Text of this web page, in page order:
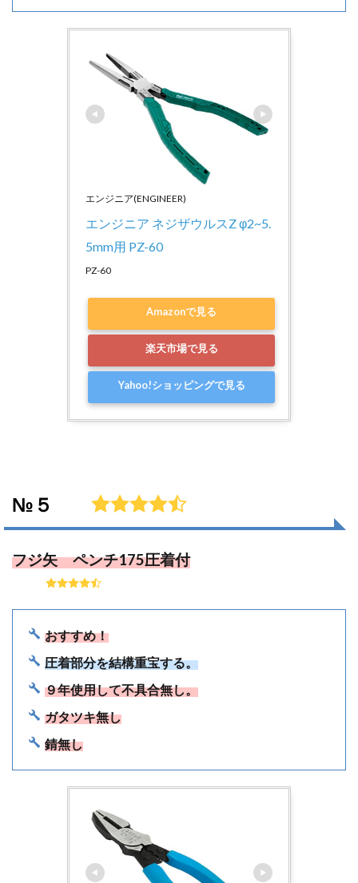
エンジニア(ENGINEER)
エンジニア ネジザウルスZ φ2~5.
5mm用 PZ-60
PZ-60
Amazonで見る
楽天市場で見る
Yahoo!ショッピングで見る
№５
フジ矢 ペンチ175圧着付
おすすめ！
圧着部分を結構重宝する。
９年使用して不具合無し。
ガタツキ無し
錆無し